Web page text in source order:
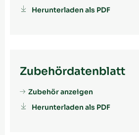
Herunterladen als PDF
Zubehördatenblatt
Zubehör anzeigen
Herunterladen als PDF